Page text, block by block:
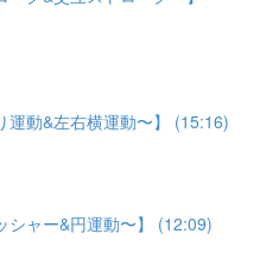
運動&左右横運動〜】 (15:16)
シャー&円運動〜】 (12:09)